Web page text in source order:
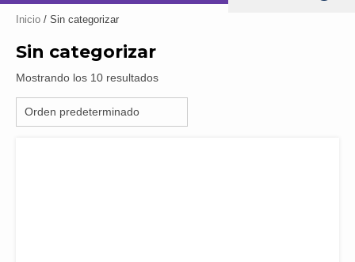
Inicio / Sin categorizar
Sin categorizar
Mostrando los 10 resultados